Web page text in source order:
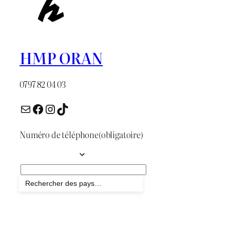
HMP ORAN
0797 82 04 03
E-mail Facebook InstagramTikTok
Numéro de téléphone(obligatoire)
Envoyer